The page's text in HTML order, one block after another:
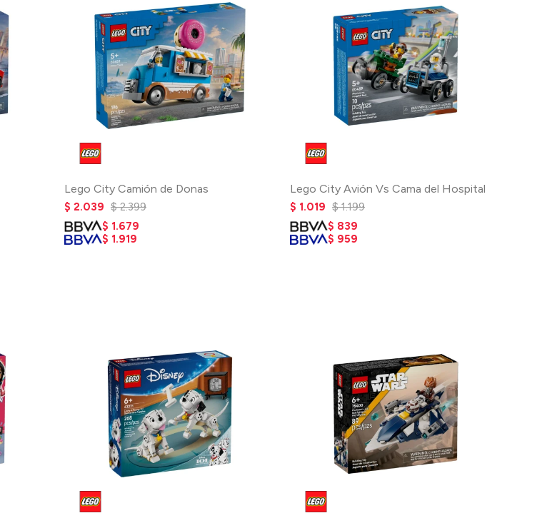
Lego City Camión de Donas
$ 2.039 $ 2.399
$ 1.679
$ 1.919
Lego City Avión Vs Cama del Hospital
$ 1.019 $ 1.199
$ 839
$ 959